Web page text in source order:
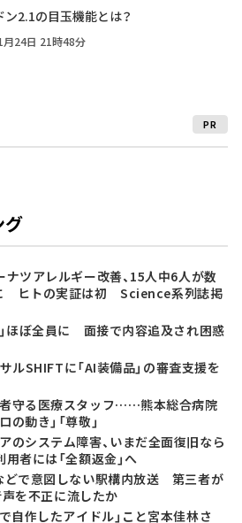
ン2.1の目玉機能とは？
月24日 21時48分
PR
グ
ナツアレルギー改善、15人中6人が数
ヒトの実証は初 Science系列誌掲
ほぼ全員に 面接で内容追及され困惑
ルSHIFTに「AI装備品」の審査支援を
者守る医療スタッフ……熊本総合病院
動き」「尊敬」
のシステム障害、いまだ全面復旧なら
者には「全額返金」へ
どで意図しない駅構内放送 第三者が
を不正に流したか
自作したアイドル」こと宮本佳林さ